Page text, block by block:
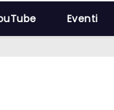
Eventi